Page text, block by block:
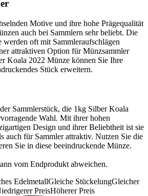
Motive und ihre hohe Prägequalität
auch bei Sammlern sehr beliebt. Die
oft mit Sammleraufschlägen
attraktiven Option für Münzsammler
Koala 2022 Münze können Sie Ihre
Stück erweitern.
Sammlerstück, die 1kg Silber Koala
Wahl. Mit ihrer hohen
Design und ihrer Beliebtheit ist sie
auch für Sammler attraktiv. Nutzen Sie die
Sie in diese beeindruckende Münze.
vom Endprodukt abweichen.
EdelmetallGleiche StückelungGleicher
PreisHöherer Preis